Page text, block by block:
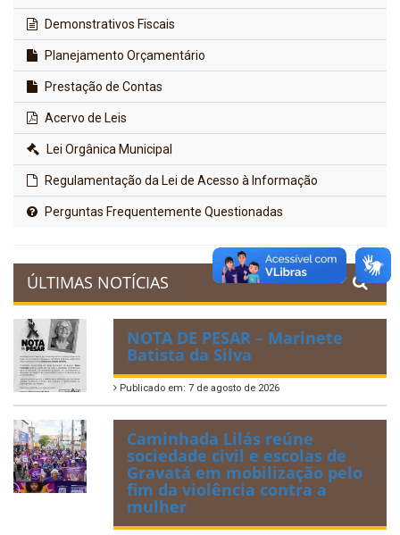
Demonstrativos Fiscais
Planejamento Orçamentário
Prestação de Contas
Acervo de Leis
Lei Orgânica Municipal
Regulamentação da Lei de Acesso à Informação
Perguntas Frequentemente Questionadas
ÚLTIMAS NOTÍCIAS
NOTA DE PESAR – Marinete
Batista da Silva
Publicado em: 7 de agosto de 2026
Caminhada Lilás reúne
sociedade civil e escolas de
Gravatá em mobilização pelo
fim da violência contra a
mulher